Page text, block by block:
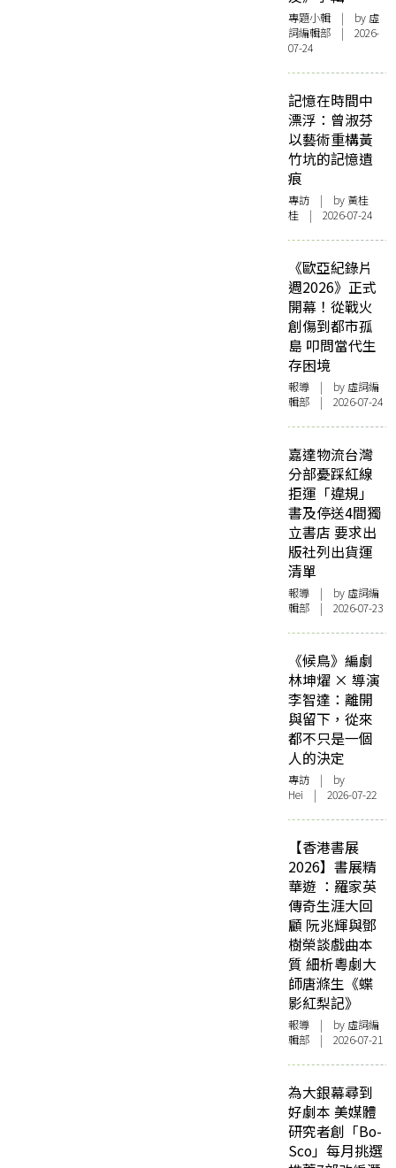
專題小輯 | by 虛
詞編輯部 | 2026-
07-24
記憶在時間中
漂浮：曾淑芬
以藝術重構黃
竹坑的記憶遺
痕
專訪 | by 黃桂
桂 | 2026-07-24
《歐亞紀錄片
週2026》正式
開幕！從戰火
創傷到都市孤
島 叩問當代生
存困境
報導 | by 虛詞編
輯部 | 2026-07-24
嘉達物流台灣
分部憂踩紅線
拒運「違規」
書及停送4間獨
立書店 要求出
版社列出貨運
清單
報導 | by 虛詞編
輯部 | 2026-07-23
《候鳥》編劇
林坤燿 × 導演
李智達：離開
與留下，從來
都不只是一個
人的決定
專訪 | by
Hei | 2026-07-22
【香港書展
2026】書展精
華遊 ：羅家英
傳奇生涯大回
顧 阮兆輝與鄧
樹榮談戲曲本
質 細析粵劇大
師唐滌生《蝶
影紅梨記》
報導 | by 虛詞編
輯部 | 2026-07-21
為大銀幕尋到
好劇本 美媒體
研究者創「Bo-
Sco」每月挑選